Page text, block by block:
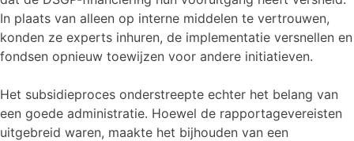
In plaats van alleen op interne middelen te vertrouwen,
konden ze experts inhuren, de implementatie versnellen en
fondsen opnieuw toewijzen voor andere initiatieven.
Het subsidieproces onderstreepte echter het belang van
een goede administratie. Hoewel de rapportagevereisten
uitgebreid waren, maakte het bijhouden van een